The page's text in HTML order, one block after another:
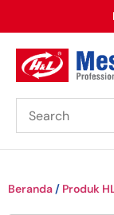
Beranda / Produk